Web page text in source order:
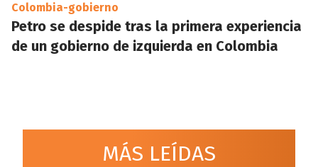
Colombia-gobierno
Petro se despide tras la primera experiencia
de un gobierno de izquierda en Colombia
MÁS LEÍDAS